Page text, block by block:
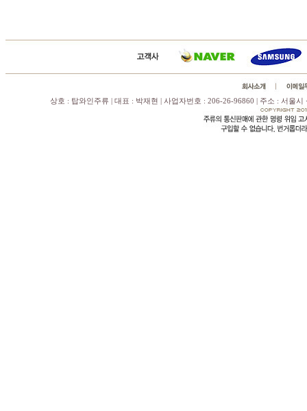
상호 : 탑와인주류 | 대표 : 박재현 | 사업자번호 : 206-26-96860 | 주소 : 서울